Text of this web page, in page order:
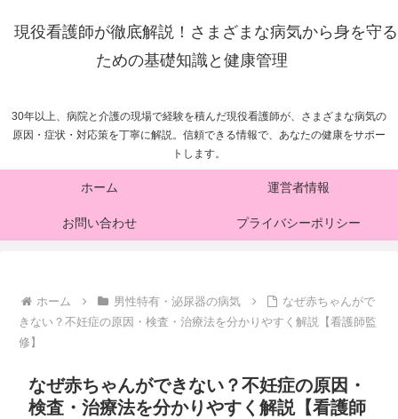
現役看護師が徹底解説！さまざまな病気から身を守る
ための基礎知識と健康管理
30年以上、病院と介護の現場で経験を積んだ現役看護師が、さまざまな病気の
原因・症状・対応策を丁寧に解説。信頼できる情報で、あなたの健康をサポー
トします。
ホーム 運営者情報
お問い合わせ プライバシーポリシー
ホーム 男性特有・泌尿器の病気
なぜ赤ちゃんがで
きない？不妊症の原因・検査・治療法を分かりやすく解説【看護師監
修】
なぜ赤ちゃんができない？不妊症の原因・
検査・治療法を分かりやすく解説【看護師